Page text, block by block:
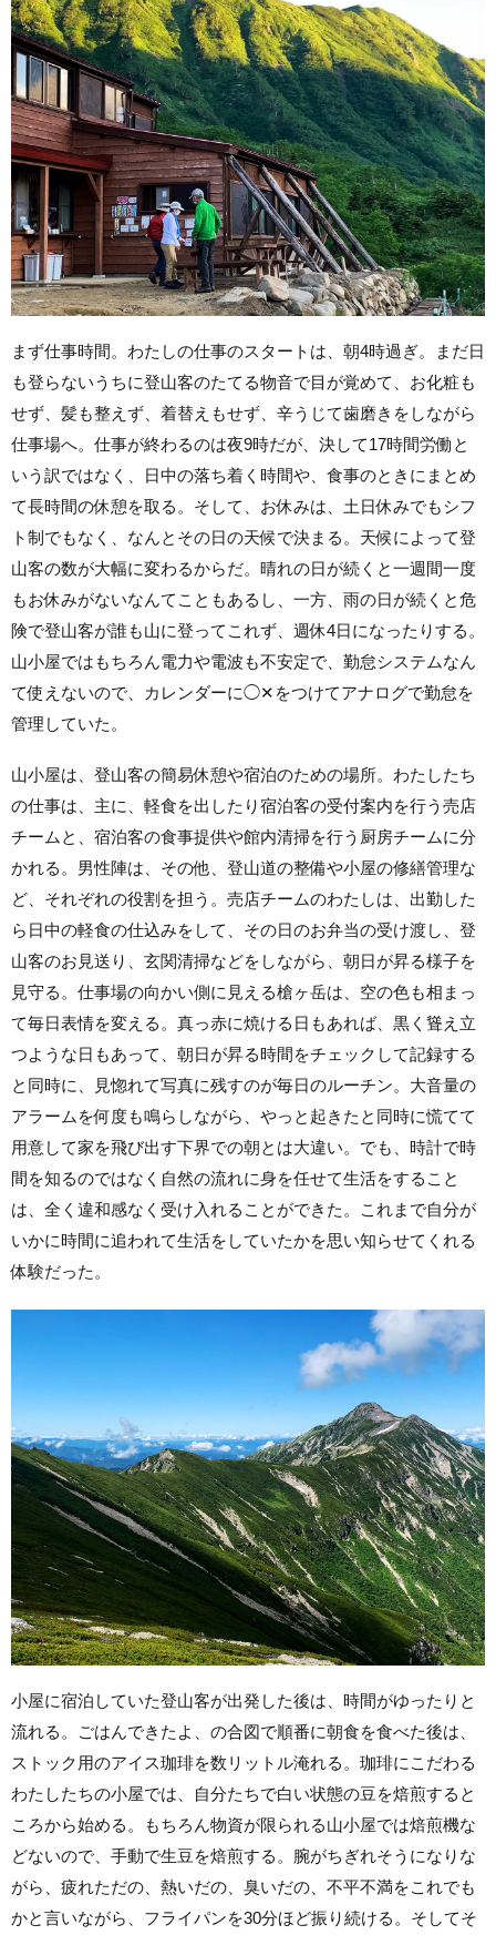
まず仕事時間。わたしの仕事のスタートは、朝4時過ぎ。まだ日
も登らないうちに登山客のたてる物音で目が覚めて、お化粧も
せず、髪も整えず、着替えもせず、辛うじて歯磨きをしながら
仕事場へ。仕事が終わるのは夜9時だが、決して17時間労働と
いう訳ではなく、日中の落ち着く時間や、食事のときにまとめ
て長時間の休憩を取る。そして、お休みは、土日休みでもシフ
ト制でもなく、なんとその日の天候で決まる。天候によって登
山客の数が大幅に変わるからだ。晴れの日が続くと一週間一度
もお休みがないなんてこともあるし、一方、雨の日が続くと危
険で登山客が誰も山に登ってこれず、週休4日になったりする。
山小屋ではもちろん電力や電波も不安定で、勤怠システムなん
て使えないので、カレンダーに◯✕をつけてアナログで勤怠を
管理していた。
山小屋は、登山客の簡易休憩や宿泊のための場所。わたしたち
の仕事は、主に、軽食を出したり宿泊客の受付案内を行う売店
チームと、宿泊客の食事提供や館内清掃を行う厨房チームに分
かれる。男性陣は、その他、登山道の整備や小屋の修繕管理な
ど、それぞれの役割を担う。売店チームのわたしは、出勤した
ら日中の軽食の仕込みをして、その日のお弁当の受け渡し、登
山客のお見送り、玄関清掃などをしながら、朝日が昇る様子を
見守る。仕事場の向かい側に見える槍ヶ岳は、空の色も相まっ
て毎日表情を変える。真っ赤に焼ける日もあれば、黒く聳え立
つような日もあって、朝日が昇る時間をチェックして記録する
と同時に、見惚れて写真に残すのが毎日のルーチン。大音量の
アラームを何度も鳴らしながら、やっと起きたと同時に慌てて
用意して家を飛び出す下界での朝とは大違い。でも、時計で時
間を知るのではなく自然の流れに身を任せて生活をすること
は、全く違和感なく受け入れることができた。これまで自分が
いかに時間に追われて生活をしていたかを思い知らせてくれる
体験だった。
小屋に宿泊していた登山客が出発した後は、時間がゆったりと
流れる。ごはんできたよ、の合図で順番に朝食を食べた後は、
ストック用のアイス珈琲を数リットル淹れる。珈琲にこだわる
わたしたちの小屋では、自分たちで白い状態の豆を焙煎すると
ころから始める。もちろん物資が限られる山小屋では焙煎機な
どないので、手動で生豆を焙煎する。腕がちぎれそうになりな
がら、疲れただの、熱いだの、臭いだの、不平不満をこれでも
かと言いながら、フライパンを30分ほど振り続ける。そしてそ